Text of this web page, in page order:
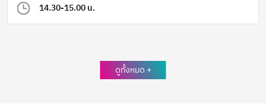
14.30-15.00 น.
ดูทั้งหมด +